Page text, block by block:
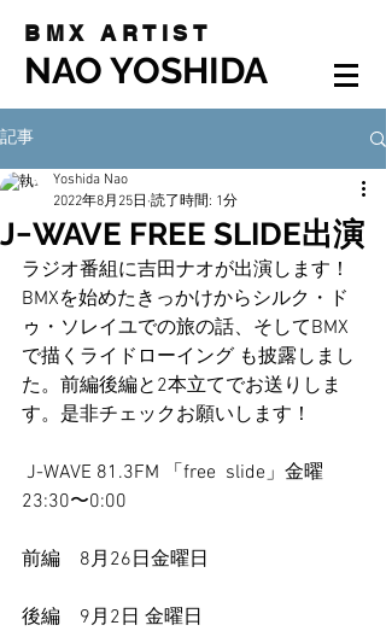
NAO YOSHIDA
BMX ARTIST
記事
J−WAVE FREE SLIDE出演
Yoshida Nao
2022年8月25日 読了時間: 1分
ラジオ番組に吉田ナオが出演します！
BMXを始めたきっかけからシルク・ド
ゥ・ソレイユでの旅の話、そしてBMX
で描くライドローイング も披露しまし
た。前編後編と2本立てでお送りしま
す。是非チェックお願いします！
23:30〜0:00
前編　8月26日金曜日
後編　9月2日 金曜日